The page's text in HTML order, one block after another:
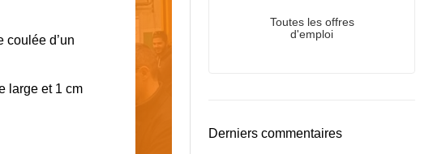
coulée d’un
large et 1 cm
Toutes les offres
d'emploi
Derniers commentaires